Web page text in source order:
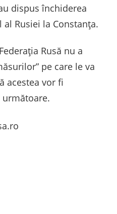
dispus închiderea
Rusiei la Constanța.
Rusă nu a
pe care le va
acestea vor fi